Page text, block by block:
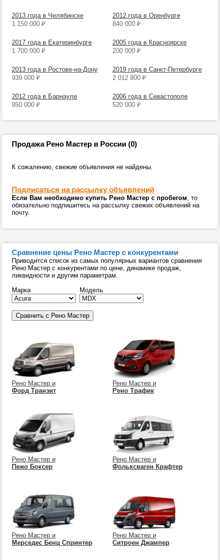
2013 года в Челябинске
1 150 000 ₽
2012 года в Оренбурге
840 000 ₽
2017 года в Екатеринбурге
1 700 000 ₽
2005 года в Красноярске
200 000 ₽
2013 года в Ростове-на-Дону
939 000 ₽
2019 года в Санкт-Петербурге
2 012 800 ₽
2012 года в Барнауле
850 000 ₽
2006 года в Севастополе
520 000 ₽
Продажа Рено Мастер в России (0)
К сожалению, свежие объявления не найдены.
Подписаться на рассылку объявлений
Если Вам необходимо купить Рено Мастер с пробегом, то
обязательно подпишитесь на рассылку свежих объявлений на
почту.
Сравнение цены Рено Мастер с конкурентами
Приводится список из самых популярных вариантов сравнения
Рено Мастер с конкурентами по цене, динамике продаж,
ликвидности и другим параметрам.
Марка
Модель
Рено Мастер и
Форд Транзит
Рено Мастер и
Рено Трафик
Рено Мастер и
Пежо Боксер
Рено Мастер и
Фольксваген Крафтер
Рено Мастер и
Мерседес Бенц Спринтер
Рено Мастер и
Ситроен Джампер